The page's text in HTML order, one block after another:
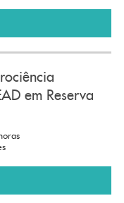
em Reserva